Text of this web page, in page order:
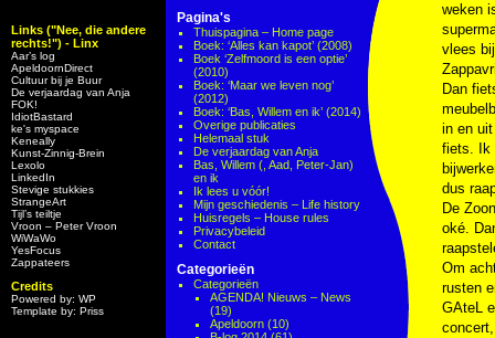
Links ("Nee, die andere
rechts!") - Linx
Aar’s log
ApeldoornDirect
Cultuur bij je Buur
De verjaardag van Anja
FOK!
IdiotBastard
ke's myspace
Keneally
Kunst-Zinnig-Brein
Lexolo
LinkedIn
Stevige stukkies
StrangeArt
Tijl’s teiltje
Vroon – Peter Vroon
WiWaWo
YesFocus
Zappateers
Credits
Powered by: WP
Template by: Priss
Pagina's
Thuispagina – Home page
Boek: ‘Alles kan kapot’ (2008)
Boek ‘Zelfmoord is een optie’
(2010)
Boek: ‘Maar we leven nog’
(2012)
Boek: ‘Bas, Willem en ik’ (2014)
Overige publicaties
Helemaal stuk
De verjaardag van Anja
Bas, Willem (, Aad, Peter-Jan)
en ik
Ik lees u vóór!
Mijn geschiedenis – Life history
Huisregels – House rules
Privacybeleid
Contact
Categorieën
Categorieën
AGENDA! Nieuws – News
(19)
Apeldoorn (10)
weken
vlees
Dan
in en
fiets. Ik
dus
De
oké.
Om
rusten
GAteL